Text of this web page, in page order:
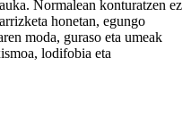
Normalean konturatzen ez
honetan, egungo
moda, guraso eta umeak
lodifobia eta